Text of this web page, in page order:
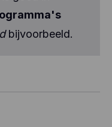
bijvoorbeeld.